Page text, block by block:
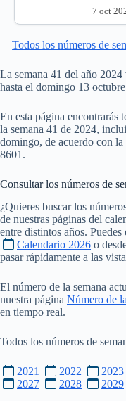
7 oct
Todos los números de
La semana 41 del año
hasta el domingo 13
En esta página
la semana 41 de 2024,
domingo, de acuerdo con
8601.
Consultar los números de
¿Quieres buscar los
de nuestras páginas del
entre distintos años.
Calendario 2026 o
pasar rápidamente a las
El número de la semana
nuestra página Número de
en tiempo real.
Todos los números de
2021 2022 2023
2027
2028 2029